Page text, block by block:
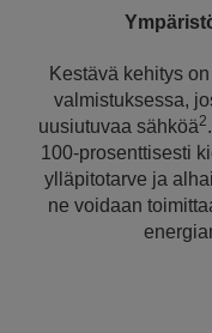
Kestävä kehitys
valmistuksessa,
uusiutuvaa sähköä2
100-prosenttisesti
ylläpitotarve ja
ne voidaan